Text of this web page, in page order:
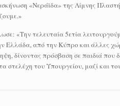
«Νεράϊδα» της Λίμνης
«Την τελευταία 5ετία
Ελλάδα, από την Κύπρο και άλλες
δίνοντας πρόσβαση σε παιδιά που
στελέχη του Υπουργείου, μαζί και